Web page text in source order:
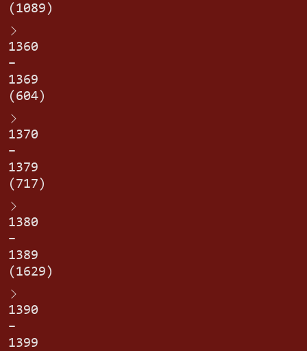
(1089)
1360
–
1369
(604)
1370
–
1379
(717)
1380
–
1389
(1629)
1390
–
1399